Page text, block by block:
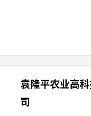
袁隆平农业高
司